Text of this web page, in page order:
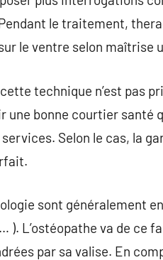
le traitement,
le ventre selon maîtrise
technique n’est pas
bonne courtier santé
Selon le cas, la
sont généralement
L’ostéopathe va de ce
par sa valise. En